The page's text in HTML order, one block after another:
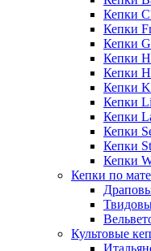
Кепки
Кепки
Кепки
Кепки
Кепки
Кепки
Кепки
Кепки
Кепки
Кепки
Кепки
Кепки по
Культовые